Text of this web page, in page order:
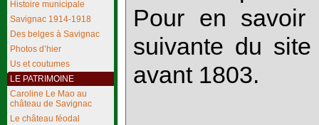
Pour en
suivante du
avant 1803.
Histoire municipale
Savignac 1914-1918
Des belges à Savignac
Photos d’hier
Us et coutumes
LE PATRIMOINE
Caroline Le Mao au
château de Savignac
Le château féodal